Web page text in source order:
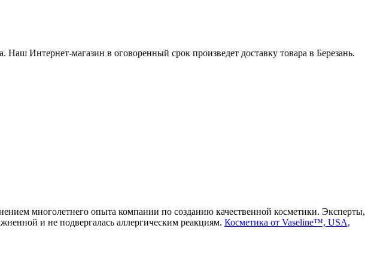
Наш Интернет-магазин в оговоренный срок произведет доставку товара в Березань.
многолетнего опыта компании по созданию качественной косметики. Эксперты,
и не подвергалась аллергическим реакциям. Косметика от Vaseline™, USA,